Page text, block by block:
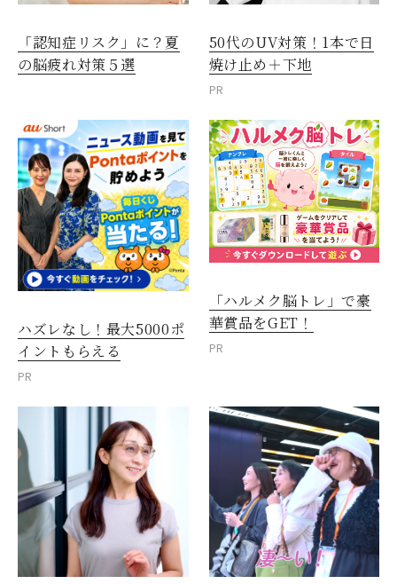
「認知症リスク」に？夏
の脳疲れ対策５選
50代のUV対策！1本で日
焼け止め＋下地
PR
ハズレなし！最大5000ポ
イントもらえる
PR
「ハルメク脳トレ」で豪
華賞品をGET！
PR